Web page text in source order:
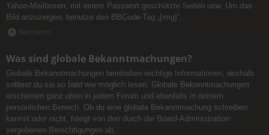
Yahoo-Mailboxen, mit einem Passwort geschützte Seiten usw. Um das
Bild anzuzeigen, benutze den BBCode-Tag „[img]“.
Nach oben
Was sind globale Bekanntmachungen?
Globale Bekanntmachungen beinhalten wichtige Informationen, deshalb
solltest du sie so bald wie möglich lesen. Globale Bekanntmachungen
erscheinen ganz oben in jedem Forum und ebenfalls in deinem
persönlichen Bereich. Ob du eine globale Bekanntmachung schreiben
kannst oder nicht, hängt von den durch die Board-Administration
vergebenen Berechtigungen ab.